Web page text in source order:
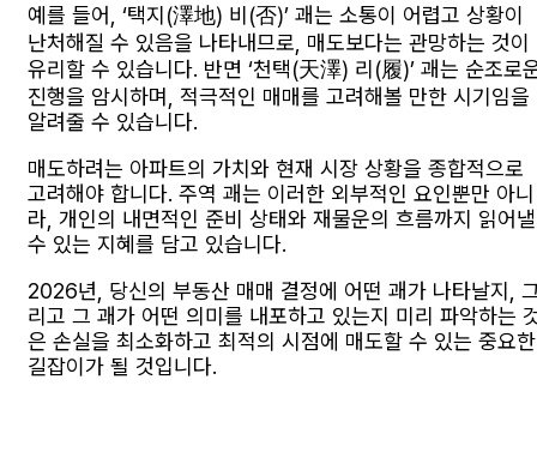
예를 들어, ‘택지(澤地) 비(否)’ 괘는 소통이 어렵고 상황이
난처해질 수 있음을 나타내므로, 매도보다는 관망하는 것이
유리할 수 있습니다. 반면 ‘천택(天澤) 리(履)’ 괘는 순조로
진행을 암시하며, 적극적인 매매를 고려해볼 만한 시기임을
알려줄 수 있습니다.
매도하려는 아파트의 가치와 현재 시장 상황을 종합적으로
고려해야 합니다. 주역 괘는 이러한 외부적인 요인뿐만 아니
라, 개인의 내면적인 준비 상태와 재물운의 흐름까지 읽어낼
수 있는 지혜를 담고 있습니다.
2026년, 당신의 부동산 매매 결정에 어떤 괘가 나타날지,
리고 그 괘가 어떤 의미를 내포하고 있는지 미리 파악하는
은 손실을 최소화하고 최적의 시점에 매도할 수 있는 중요한
길잡이가 될 것입니다.